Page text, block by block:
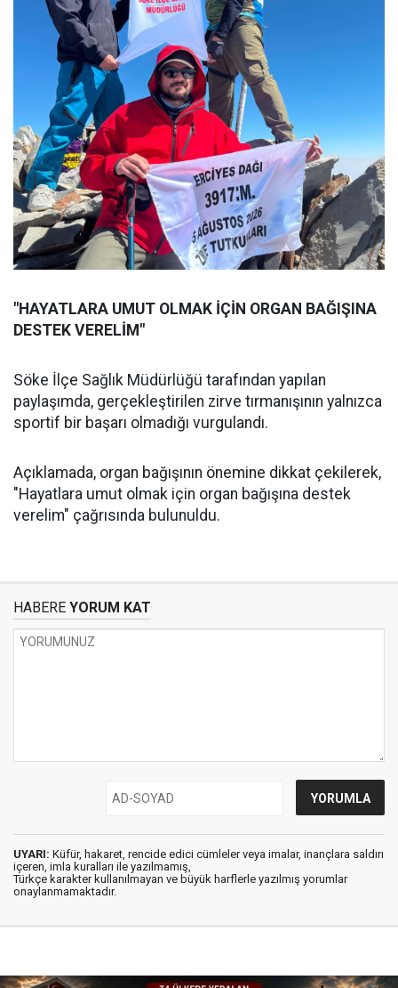
"HAYATLARA UMUT OLMAK İÇİN ORGAN BAĞIŞINA
DESTEK VERELİM"
Söke İlçe Sağlık Müdürlüğü tarafından yapılan
paylaşımda, gerçekleştirilen zirve tırmanışının yalnızca
sportif bir başarı olmadığı vurgulandı.
Açıklamada, organ bağışının önemine dikkat çekilerek,
"Hayatlara umut olmak için organ bağışına destek
verelim" çağrısında bulunuldu.
HABERE YORUM KAT
UYARI: Küfür, hakaret, rencide edici cümleler veya imalar, inançlara saldırı
içeren, imla kuralları ile yazılmamış,
Türkçe karakter kullanılmayan ve büyük harflerle yazılmış yorumlar
onaylanmamaktadır.